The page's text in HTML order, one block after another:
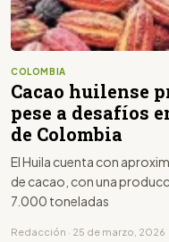
COLOMBIA
Cacao huilense
pese a desafíos
de Colombia
El Huila cuenta con
de cacao, con una
7.000 toneladas
Redacción · 25 de marzo, 2026